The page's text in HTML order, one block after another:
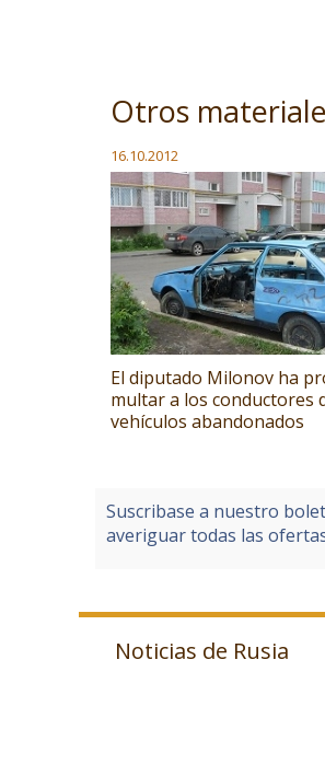
Otros
16.10.2012
El diputado Milonov ha
multar a los conductores
vehículos abandonados
Suscribase a nuestro
averiguar todas las
Noticias de Rusia